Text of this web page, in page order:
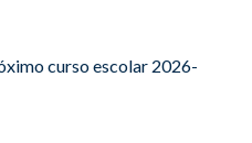
curso escolar 2026-